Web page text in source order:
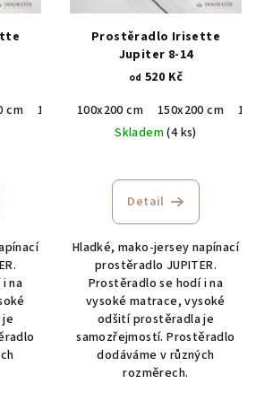
cm
190x200 cm
na
Prostěradlo Irisette
Jupiter 8-14
od 520 Kč
100x200 cm
150x200 cm
Skladem(4 ks)
Detail
Hladké, mako-jersey napínací
prostěradlo JUPITER.
Prostěradlo se hodí i na
vysoké matrace, vysoké
odšití prostěradla je
samozřejmostí. Prostěradlo
dodáváme v různých
rozměrech.